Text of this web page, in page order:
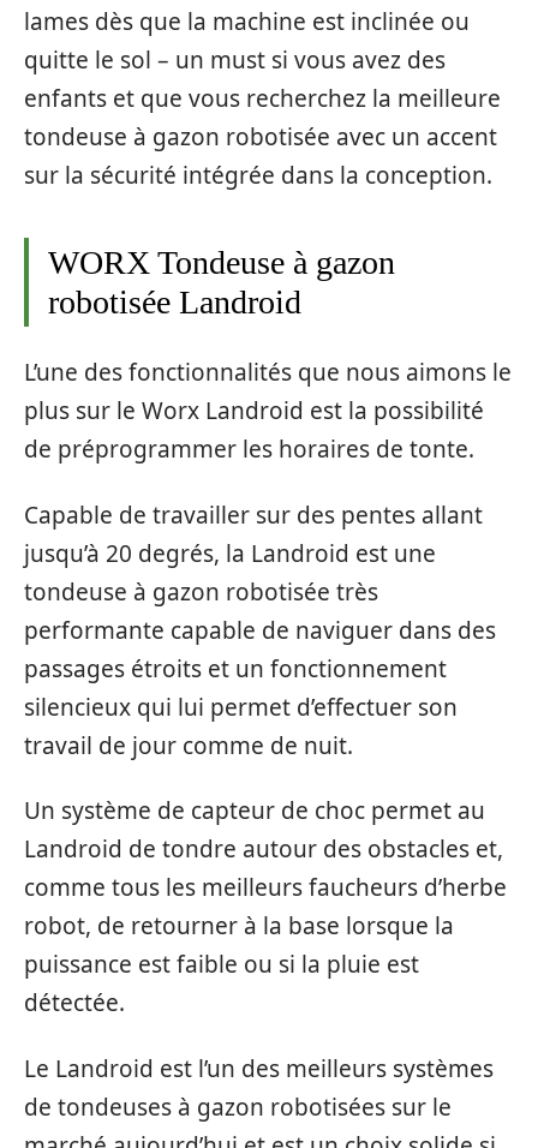
lames dès que la machine est inclinée ou
quitte le sol – un must si vous avez des
enfants et que vous recherchez la meilleure
tondeuse à gazon robotisée avec un accent
sur la sécurité intégrée dans la conception.
WORX Tondeuse à gazon
robotisée Landroid
L’une des fonctionnalités que nous aimons le
plus sur le Worx Landroid est la possibilité
de préprogrammer les horaires de tonte.
Capable de travailler sur des pentes allant
jusqu’à 20 degrés, la Landroid est une
tondeuse à gazon robotisée très
performante capable de naviguer dans des
passages étroits et un fonctionnement
silencieux qui lui permet d’effectuer son
travail de jour comme de nuit.
Un système de capteur de choc permet au
Landroid de tondre autour des obstacles et,
comme tous les meilleurs faucheurs d’herbe
robot, de retourner à la base lorsque la
puissance est faible ou si la pluie est
détectée.
Le Landroid est l’un des meilleurs systèmes
de tondeuses à gazon robotisées sur le